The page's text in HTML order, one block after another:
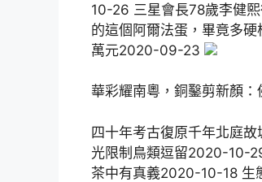
10-26 三星會長78歲李健
的這個阿爾法蛋，畢竟多
萬元2020-09-23
華彩耀南粵，銅鑿剪新顏
四十年考古復原千年北庭
光限制鳥類逗留2020-10-
茶中有真義2020-10-18 生